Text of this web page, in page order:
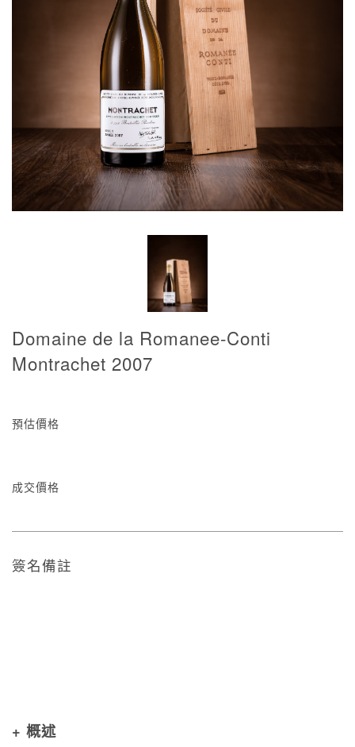
Domaine de la Romanee-Conti
Montrachet 2007
預估價格
成交價格
簽名備註
+ 概述